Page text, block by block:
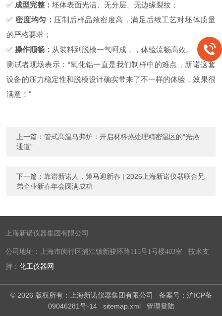
✅ 成型完整：坯体表面光洁、无分层、无边缘裂纹；
✅密度均匀： 压制后样品致密度高，满足后续工艺对坯体质量
的严格要求；
✅操作顺畅： 从装料到脱模一气呵成，，体验流畅高效。
测试者现场表示：“氧化铝一直是我们制样中的难点，新诺这套
设备的压力稳定性和脱模设计确实带来了不一样的体验，效果很
满意！"
上一篇：管式高温马弗炉：开启材料热处理精密温区的“光热
通道”
下一篇：靠谱新诺人，策马迎新春 | 2026上海新诺仪器联合兄
弟企业新春年会圆满成功
上海新诺仪器集团有限公司
公司地址：上海市闵行区浦江镇新骏环路115号1号楼403室 技术支
持：化工仪器网
© 2026 版权所有：上海新诺仪器集团有限公司 备案号：沪ICP备
09046281号-14
sitemap.xml 管理登陆